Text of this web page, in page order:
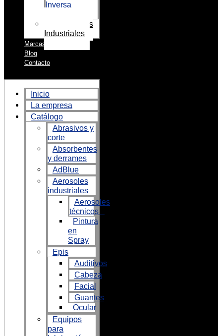
Inversa
Ventiladores
Industriales
Marcas
Blog
Contacto
Inicio
La empresa
Catálogo
Abrasivos y
corte
Absorbentes
y derrames
AdBlue
Aerosoles
industriales
Aerosoles
técnicos
Pintura
en
Spray
Epis
Auditivos
Cabeza
Facial
Guantes
Ocular
Equipos
para